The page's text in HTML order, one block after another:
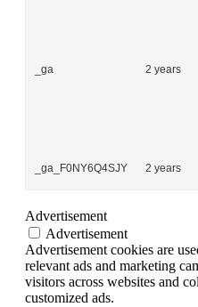
_ga 2 years
_ga_F0NY6Q4SJY 2 years
Advertisement
Advertisement
Advertisement cookies are
relevant ads and marketing
visitors across websites and
customized ads.